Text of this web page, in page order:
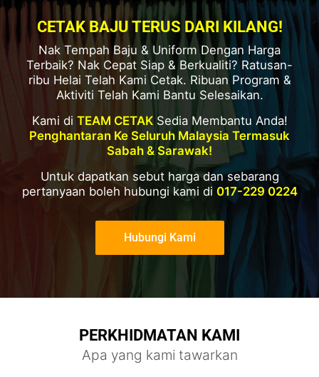
CETAK BAJU TERUS DARI KILANG!
Nak Tempah Baju & Uniform Dengan Harga
Terbaik? Nak Cepat Siap & Berkualiti? Ratusan-
ribu Helai Telah Kami Cetak. Ribuan Program &
Aktiviti Telah Kami Bantu Selesaikan.
Kami di TEAM CETAKSedia Membantu Anda!
Penghantaran Ke Seluruh Malaysia Termasuk
Sabah & Sarawak!
Untuk dapatkan sebut harga dan sebarang
pertanyaan boleh hubungi kami di 017-229 0224
Hubungi Kami
PERKHIDMATAN KAMI
Apa yang kami tawarkan